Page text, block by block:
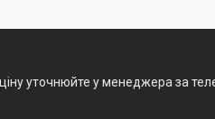
уточнюйте у менеджера за